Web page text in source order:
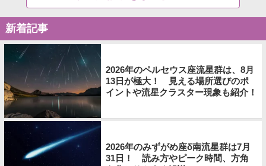
新着記事
2026年のペルセウス座流星群は、8月
13日が極大！ 見える場所選びのポ
イントや流星クラスター現象も紹介！
2026年のみずがめ座δ南流星群は7月
31日！ 読み方やピーク時間、方角